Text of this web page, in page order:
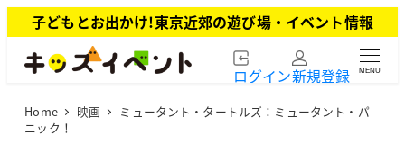
イ
子どもとお出かけ!東京近郊の遊び場・イベント情報
ログイン新規登録 MENU
Home 映画
ミュータント・タートルズ：ミュータント・パ
ニック！